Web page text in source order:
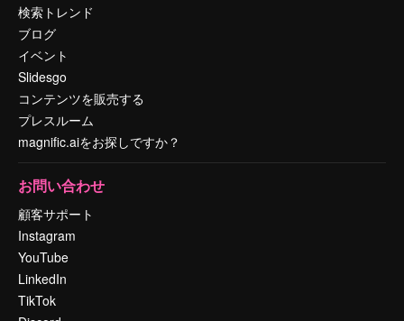
検索トレンド
ブログ
イベント
Slidesgo
コンテンツを販売する
プレスルーム
magnific.aiをお探しですか？
お問い合わせ
顧客サポート
Instagram
YouTube
LinkedIn
TikTok